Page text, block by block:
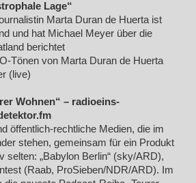
Lage“
Marta Duran de Huerta ist
und hat Michael Meyer über die
berichtet
Tönen von Marta Duran de Huerta
(live)
Wohnen“ – radioeins-
öffentlich-rechtliche Medien, die im
stehen, gemeinsam für ein Produkt
selten: „Babylon Berlin“ (sky/ARD),
(Raab, ProSieben/NDR/ARD). Im